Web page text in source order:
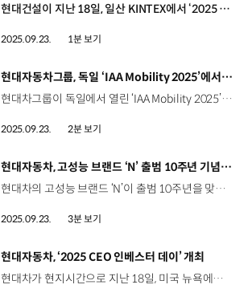
현대건설이 지난 18일, 일산 KINTEX에서 ‘2025 현대건설 창업도약패키지 데모 데이’ 행사를 개최했습니다. ‘2025 한국건설·안전박람회’ 중에 진행된 이번 행사는 ‘2025년 창업도약패키지’ 선발업체를 소개하고 지난해 협업 성과를 공유하는 자리였는데요. 현대건설은 지난해, 미래 건설 분야를 이끌 8개사를 선정해 기술 개발과 사업화를 지원한 데 이어, 올해는 헬스케어, 스마트건설기술, 미래주거, 친환경 등 4개 분야에서 17개사를 선정해 오픈이노베이션을 진행하고 있습니다. 한편, 현대건설은 박람회 기간 동안 ‘현대건설 오픈이노베이션 공동관’을 운영해 스타트업들에게 홍보 기회도 제공했습니다.
2025.09.23. 1분 보기
[동영상]
현대자동차그룹, 독일 ‘IAA Mobility 2025’에서 중소협력사 해외 판로개척 지원
현대차그룹이 독일에서 열린 ‘IAA Mobility 2025’에 ‘현대차그룹 파트너스 공동관’을 열고 중소 부품 협력사의 해외 판로개척을 지원했습니다. 현대차그룹은 지난 2018년부터, 단독으로는 해외진출이 어려운 중소 부품 협력사를 위해 해외수출마케팅 사업을 운영하고 있는데요. 이번 IAA 전시회를 앞두고 중소 부품 협력사를 대상으로 사전 세미나를 열어 독일 자동차 시장에 대한 이해를 도왔고, 전시회에서는 협력사 공동관을 구축해 해외 바이어들의 많은 관심을 이끌었습니다. 김배윤 책임매니저 / 현대자동차·기아 중소협력사상생지원팀현대차·기아·현대모비스는 중소협력사 판로지원 및 홍보 그리고 공급망 안정화를 위해 지속적으로 전시회를 참여하고 있습니다. 2025년에는 미국, 인도, 일본을 비롯하여 마지막으로 독일에 찾아왔는데요. 앞으로도 중소협력사를 위해서 지속적으로 노력하도록 하겠습니다. 최순용 상무 / 포콘스 (현대모비스 협력사)중소기업 입장에서는 해외 고객을 면대면으로 만나기는 굉장히 어려운 경영상황이었는데요. 현대차그룹의 지원 프로그램으로 해외 고객들을 직접 만날 수 있는 기회가 되어서 정말 좋은 기회였습니다. 현대차그룹은 앞으로도 다양한 상생 프로그램을 통해 협력사들의 글로벌 경쟁력 강화와 동반성장을 지원할 계획입니다.
2025.09.23. 2분 보기
[동영상]
현대자동차, 고성능 브랜드 ‘N’ 출범 10주년 기념식 개최
현대차의 고성능 브랜드 ‘N’이 출범 10주년을 맞아 ‘N’ 출범 10주년 기념식을 개최했습니다. 지난 18일과 19일, 양일간 경기도 의왕시 ‘N 아카이브’에서 열린 기념식에는, 10주년 마일스톤 회고 등 다양한 프로그램을 통해 운전의 즐거움을 위한 N의 10년간의 도전을 조명하고 향후 비전에 대한 공감대를 형성하는 시간이 마련됐습니다. 현대차는 지난 2015년 ‘IAA 프랑크푸르트 모터쇼’에서 ‘N 2025 비전 그란 투리스모’를 공개하며 고성능 브랜드 ‘N’을 론칭하고 10년간 아반떼 N, 아이오닉 5 N 등 다양한 고성능 N 모델을 개발해 주행성능과 기술력을 발전시켜왔습니다. 박준우 상무 / 현대자동차 N매니지먼트실10년 동안 정말 많은 추억과 열정, 노력과 함께 N 브랜드를 성장시킬 수 있었는데요. 오늘 10주년 행사를 맞아서 너무나 뜻깊고 지금껏 해왔듯이 고객들과 함께하고 무엇을 원하는지 계속 듣고 고민하면서 더 자랑스러운 현대차의 고성능 브랜드 N이 될 수 있도록 노력하고자 합니다. 현대차는 이번 기념식에서 역대 N 차량을 보존하고 복원하기 위한 공간인 ‘N 아카이브’를 공식 개소했습니다. ‘N 아카이브’에는 N의 시작을 알린 ‘N 2025 비전 그란 투리스모’를 포함해 WRC, TCR 등 국내외 모터스포츠 대회에 출전한 차량부터 고성능 기술 연구개발 차량인 ‘롤링랩’과 양산차 등 약 50대의 차량이 보관돼 있습니다. 이와 함께, 현대차는 N 출범 10주년 기념으로 올해 10월 중 국내 출시 예정인 ‘아이오닉 6 N’의 특별 한정 패키지 ‘10 이어스 팩(10 Years Pack)’을 소개했습니다. 또한, 국내 최초 고성능 라이프스타일 멤버십 프로그램 ‘디 엔수지애스트(the Nthusiast)’를 론칭하고 차량 관리, 서킷 주행 등 다양한 행사와 커뮤니티 활동 참여 기회를 제공할 예정입니다.
2025.09.23. 3분 보기
[동영상]
현대자동차, ‘2025 CEO 인베스터 데이’ 개최
현대차가 현지시간으로 지난 18일, 미국 뉴욕에서 ‘2025 CEO 인베스터 데이’를 개최했습니다. 첨단 전동화 기술력을 앞세워 글로벌 자동차 산업의 복합 위기를 정면 돌파하겠다는 의지를 밝혔는데요. 해외에서 ‘CEO 인베스터 데이’를 개최하는 건 이번이 처음이죠? 지난 2019년부터 도입한 ‘CEO 인베스터 데이’는 시장과의 적극적인 소통을 위해 진행되고 있는데요. 최대 자동차 시장인 미국의 핵심 도시이자 글로벌 경제, 금융, 문화의 중심지인 뉴욕을 ‘CEO 인베스터 데이’의 첫 해외 개최 장소로 선정했습니다. 그 현장, 함께 보시죠. 미국 뉴욕 맨해튼에 위치한 ‘더 셰드(The Shed)’에서 열린 ‘2025 CEO 인베스터 데이’는 글로벌 투자자, 애널리스트, 신용평가사 담당자 등이 참석한 가운데, 현대차의 중장기 전략과 재무 계획을 발표하는 자리였습니다. 호세 무뇨스 사장 / 현대자동차 대표이사현대자동차는 제품 전략에 대해 확고한 믿음을 가지고 있습니다. 저희가 선보이게 될 모든 차량들은 고객 가치, 성능, 혁신에 대한 우리의 헌신을 입증할 것이고 현대자동차의 기술 혁신 역량은 모빌리티의 본질을 변화시키고 있으며, 지속적인 성장을 이어갈 것입니다.We have great confidence in our product strategy because its vehicle in every category will showcase our commitment to customer value, performance, an innovation and it is Hyundai’s ability to innovate with technologies that are changing the very nature of mobility that will ensure our continued success. 현대차는 내년부터 하이브리드, 전기차, EREV, 수소전기차 등 친환경 파워트레인 기반의 신차를 지속적으로 시장에 출시해 EV 캐즘과 관세 부담 등 불확실성을 돌파할 예정인데요. 호세 무뇨스 사장 / 현대자동차 대표이사하이브리드 라인업을 확대해 소비자 수요 증가에 대응하고자 하고 있습니다. 2030년까지 엔트리 레벨부터 대형 럭셔리 차량에 이르기까지 총 18종 이상의 하이브리드 차량을 출시할 계획입니다. One opportunity we clearly see is expanding our hybrid lineup in response to growing consumer demand. By 2030, we plan to offer more than 18 hybrids for vehicles ranging from entry -level to large luxury - 또한, 현지 특화 상품성을 갖춘 신형 전기차들을 유럽, 중국, 인도 시장에 순차적으로 선보이며 캐즘 극복에 나설 계획입니다. 이를 위해 유럽 시장에는 전기차 수요 회복과 대중화를 이끌 ‘아이오닉 3’를 출시하고, 중국 시장에는 전동화 SUV ‘일렉시오’와 준중형 전동화 세단을 선보일 예정입니다. 인도에서도 현지 공급망을 바탕으로 시장에 특화된 경형급 SUV 전기차를 출시할 계획입니다. 아울러 지난해 ‘CEO 인베스터 데이’를 통해 처음 공개한 EREV는 현대차만의 고성능 배터리와 모터 기술력을 바탕으로 오는 2027년 출시됩니다. 수소전기차는 현대차의 친환경 모빌리티 혁신을 상징하는 대표 사례인데요. 올해 2세대 넥쏘를 출시한 데 이어 승용, 상용을 아울러 시장 확대에 집중할 예정입니다. 호세 무뇨스 사장 / 현대자동차 대표이사올해 글로벌 판매 목표는 417만 대이며, 2027년에는 464만 대로 증가하고, 2030년까지 555만 대에 도달할 것으로 예상합니다.We are targeting 4.17 million this year, growing to 4.64 million in 2027, and we expect to reach 5.55 million by 2030. 현대차는 지난해 ‘CEO 인베스터 데이’에서 2030년 글로벌 판매 목표를 555만 대로 공개한 바 있는데요. 자동차 업계의 불확실성에도 불구하고 이번에도 그 목표를 유지했죠? 2030년 글로벌 555만 대 판매 목표는 올해 417만 대와 비교할 때 138만 대가 더 늘어나는 것인데요. 특히 글로벌 친환경차 판매의 경우 2025년 100만 대 규모에서 2030년 330만 대로 점진적으로 확대할 계획입니다. 5년 뒤에는 친환경차가 전체 판매에서 차지하는 비중이 60%로 크게 뛰어오르게 되겠네요. 이를 위해 현대차는 혁신 생산기지를 확대해 판매 성장을 뒷받침할 계획입니다. 현대차는 2030년까지 생산능력 120만 대 추가 확보를 위해 미국 조지아의 HMGMA, 인도 푸네, 울산 신공장 등 혁신 생산기지를 중심으로 복합 위기를 정면 돌파할 예정입니다. 먼저, 지난 10월 생산을 개시한 미국 HMGMA는 연간 생산능력을 현재의 30만 대에서 2028년까지 50만 대로 확대할 계획입니다. 이어 올해 4분기 완공되는 인도 푸네 공장은 첨단 제조 혁신 기술을 적용해 인도 시장을 공략할 새로운 전진 기지이자 신흥시장 수출 허브로 키울 예정인데요. 내년 1분기 완공되는 울산 신공장은 12종의 자동차가 유연하게 생산되는 첨단 제조 현장을 구축해, 연간 20만 대의 전기차를 양산하는 전동화 핵심 생산기지로 활용될 전망입니다. 김창환 부사장 / 현대자동차 전동화에너지솔루션담당2027년부터 출시될 차세대 전기차는 에너지 밀도가 15% 향상되고 충전 시간이 15% 단축되며, 비용은 30% 절감된 고효율 배터리로 전기차 경쟁력을 획기적으로 강화할 것입니다. 이는 전 세계적으로 전기차의 대중화를 가속화하여, 모든 사람이 전기차를 더 쉽게 이용할 수 있는 미래를 앞당길 것입니다.Starting in 2027 our next generation EVs will feature highly optimized batteries at 30 percent lower costs with 15 percent higher energy density and 15 percent shorter charging time dramatically strengthening our EV competitiveness and this will help accelerate mass adoption of EVs World Wide bringing us closer to a future where electrification becomes more accessible to all and safety it's a quality that we can never compromise. 유지한 전무 / 현대자동차 차량아키텍처인테그레이션센터장새로운 시대를 선도하기 위해 현대차는 명확한 소프트웨어 중심 전략을 수립했습니다. 우리는 미래 산업 리더가 단순히 차량을 발전시키는 데 그치지 않고, 소프트웨어를 잘 활용해 차량을 더 발전시키고 뿐만 아니라 전체 고객 경험을 풍요롭게 하는 기업일 것이라고 확신합니다.To lead this in new era, Hyundai helps developed a clear software centric strategy. We are convinced that the future industry leader will be defined by the ability to harness the full value of the software not just to advance the vehicle but to enrich the entire customer experience. 이 밖에도 현대차는 올해 출범 10주년을 맞이한 고성능 브랜드 ‘현대 N’과 럭셔리 브랜드 ‘제네시스’의 지속적인 성장도 적극 추진합니다. 현대 N은 모터스포츠에서의 활약과 롤링랩의 기술력을 바탕으로, 현재 한국, 미국, 유럽에 형성된 판매시장을 호주, 영국, 캐나다 등으로 확장할 계획입니다. 글로벌 자동차 시장에서 톱 10의 프리미엄 브랜드로 자리매김한 제네시스는 우수한 신차를 꾸준히 내놓는 한편, 공간과 스포츠 마케팅 등을 통해 글로벌 소비자에게 프리미엄 가치를 제공하고 있습니다. 또한 현대차는 향후 5년 동안 77조 3,000억 원을 집중 투자해 위기를 적극적으로 타개하며, 사업을 추진해 나갈 계획입니다. 연구개발에 30조 9,000억 원, 설비투자에 38조 3,000억 원, 전략투자에 8조 1,000억 원을 투자하는데요. 한편, 현대차는 2030년에 연결 부문 영업이익률 8~9%를 달성할 것으로 목표를 설정했습니다. 이승조 부사장 / 현대자동차 재경본부장향후 지속 가능한 9%의 영업 이익률 달성을 위해 제조 비용 절감, EV 및 SDV가 핵심입니다. 현대차는 중장기적 수익성 자동화 및 스마트 공장 구현을 통해 제조 비용을 절감하고, 부품 및 원자재의 현지화를 통한 글로벌 비용 혁신을 추진할 계획입니다.In order to achieve a sustainable to 9 percent open margin in the future cost reduction in manufacturing, EV and SDB are key driving factors. Our mid to long term profitability By implementing automation and smart factories, we aim to reduce manufacturing costs and drive global cost innovation through localization of parts and raw materials. 현지화 전략과 친환경차 라인업 확대 등 수익성 강화 계획이 잘 드러난 행사였던 것 같습니다. 현대차가 글로벌 혼돈기를 극복하고, 글로벌 톱 티어 기업으로서 위상을 공고히 해 나가길 기대하겠습니다. 오늘 소식 전해주셔서 고맙습니다.